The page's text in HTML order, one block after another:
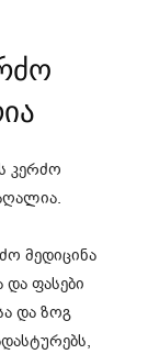
კერძო
მედიცინა
ფასები
და ზოგ